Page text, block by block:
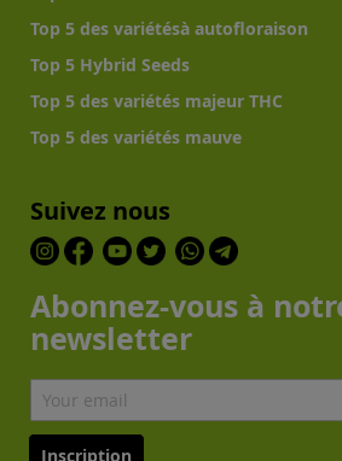
Top 5 des variétésà autofloraison
Top 5 Hybrid Seeds
Top 5 des variétés majeur THC
Top 5 des variétés mauve
Suivez nous
Abonnez-vous à
newsletter
Inscription